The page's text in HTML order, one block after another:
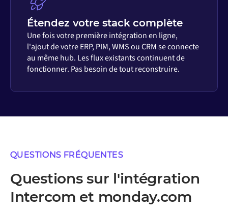
Étendez votre stack complète
Une fois votre première intégration en ligne,
l'ajout de votre ERP, PIM, WMS ou CRM se connecte
au même hub. Les flux existants continuent de
fonctionner. Pas besoin de tout reconstruire.
QUESTIONS FRÉQUENTES
Questions sur l'intégration
Intercom et monday.com